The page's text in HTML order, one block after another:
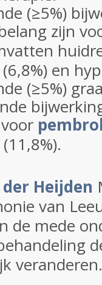
(≥5%)
zijn
en
(≥5%)
Heijden
van
de mede